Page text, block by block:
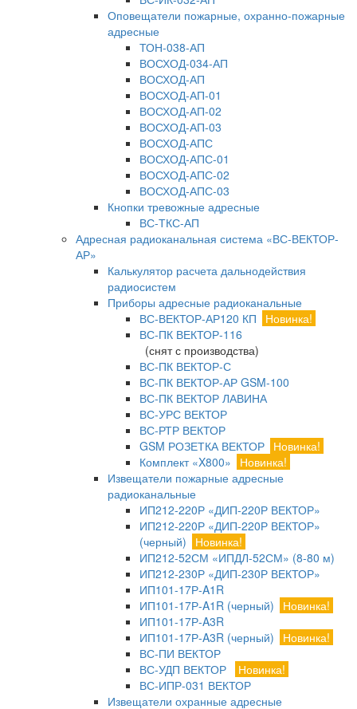
Оповещатели пожарные, охранно-пожарные
адресные
ТОН-038-АП
ВОСХОД-034-АП
ВОСХОД-АП
ВОСХОД-АП-01
ВОСХОД-АП-02
ВОСХОД-АП-03
ВОСХОД-АПС
ВОСХОД-АПС-01
ВОСХОД-АПС-02
ВОСХОД-АПС-03
Кнопки тревожные адресные
ВС-ТКС-АП
Адресная радиоканальная система «ВС-ВЕКТОР-
АР»
Калькулятор расчета дальнодействия
радиосистем
Приборы адресные радиоканальные
ВС-ВЕКТОР-АР120 КП
Новинка!
ВС-ПК ВЕКТОР-116
(снят с производства)
ВС-ПК ВЕКТОР-С
ВС-ПК ВЕКТОР-АР GSM-100
ВС-ПК ВЕКТОР ЛАВИНА
ВС-УРС ВЕКТОР
ВС-РТР ВЕКТОР
GSM РОЗЕТКА ВЕКТОР Новинка!
Комплект «X800»
Новинка!
Извещатели пожарные адресные
радиоканальные
ИП212-220Р «ДИП-220Р ВЕКТОР»
ИП212-220Р «ДИП-220Р ВЕКТОР»
(черный)
Новинка!
ИП212-52СМ «ИПДЛ-52СМ» (8-80 м)
ИП212-230Р «ДИП-230Р ВЕКТОР»
ИП101-17Р-A1R
ИП101-17Р-A1R (черный)
Новинка!
ИП101-17Р-A3R
ИП101-17Р-A3R (черный)
Новинка!
ВС-ПИ ВЕКТОР
ВС-УДП ВЕКТОР
Новинка!
ВС-ИПР-031 ВЕКТОР
Извещатели охранные адресные